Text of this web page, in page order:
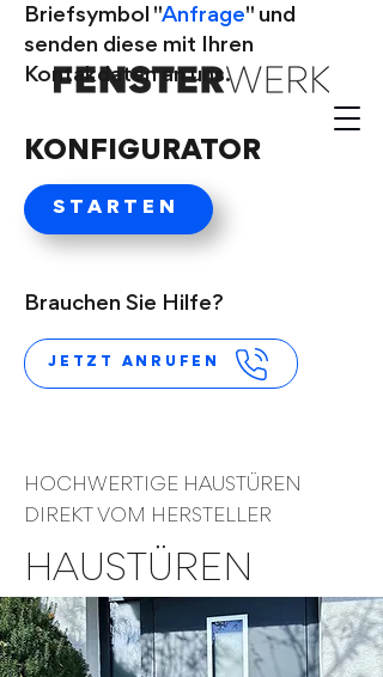
Briefsymbol "Anfrage" und
senden diese mit Ihren
Kontakdaten an uns.
KONFIGURATOR
STARTEN
Brauchen Sie Hilfe?
JETZT ANRUFEN
HOCHWERTIGE HAUSTÜREN
DIREKT VOM HERSTELLER
HAUSTÜREN
Finden Sie jetzt Ihre passende Haustür. Wir
Herstellern Deutschlands zusammen.
umfangreichen Sortiment aus vielen